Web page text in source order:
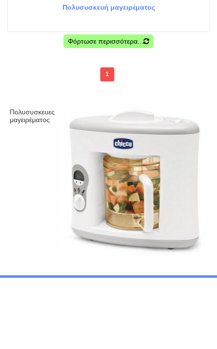
Πολυσυσκευή μαγειρέματος
Φόρτωσε περισσότερα...
1
Πολυσυσκευες
μαγειρέματος